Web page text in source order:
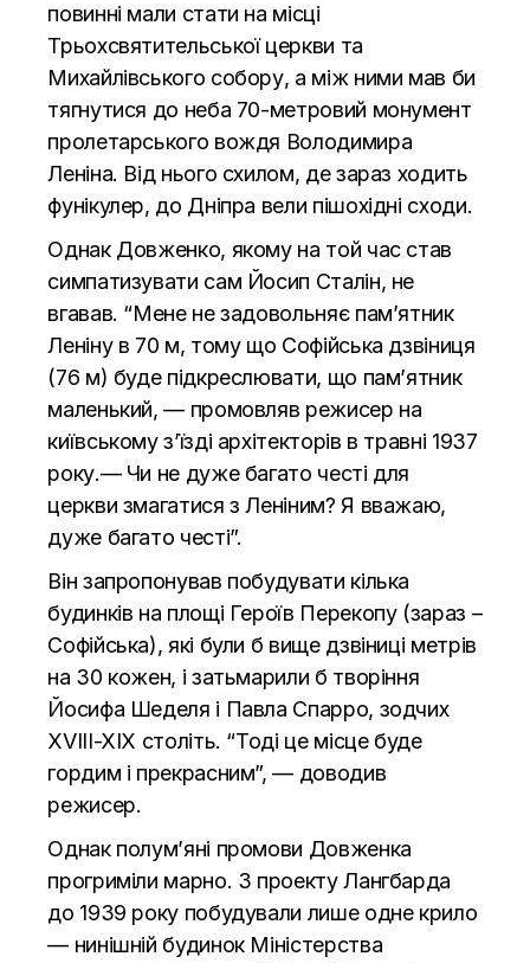
повинні мали стати на місці
Трьохсвятительської церкви та
Михайлівського собору, а між ними мав би
тягнутися до неба 70-метровий монумент
пролетарського вождя Володимира
Леніна. Від нього схилом, де зараз ходить
фунікулер, до Дніпра вели пішохідні сходи.
Однак Довженко, якому на той час став
симпатизувати сам Йосип Сталін, не
вгавав. “Мене не задовольняє пам’ятник
Леніну в 70 м, тому що Софійська дзвіниця
(76 м) буде підкреслювати, що пам’ятник
маленький, — промовляв режисер на
київському з’їзді архітекторів в травні 1937
року.— Чи не дуже багато честі для
церкви змагатися з Леніним? Я вважаю,
дуже багато честі”.
Він запропонував побудувати кілька
будинків на площі Героїв Перекопу (зараз –
Софійська), які були б вище дзвіниці метрів
на 30 кожен, і затьмарили б творіння
Йосифа Шеделя і Павла Спарро, зодчих
XVIII-XIX століть. “Тоді це місце буде
гордим і прекрасним”, — доводив
режисер.
Однак полум’яні промови Довженка
прогриміли марно. З проекту Лангбарда
до 1939 року побудували лише одне крило
— нинішній будинок Міністерства